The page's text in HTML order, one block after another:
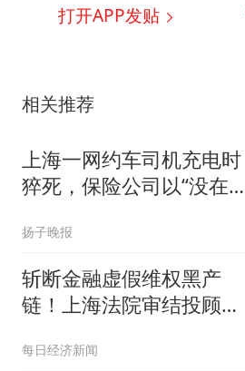
打开APP发贴
相关推荐
上海一网约车司机充电时
猝死，保险公司以“没在开
责任范围，赔款60万元
扬子晚报
斩断金融虚假维权黑产
链！上海法院审结投顾黑
合法边界
每日经济新闻